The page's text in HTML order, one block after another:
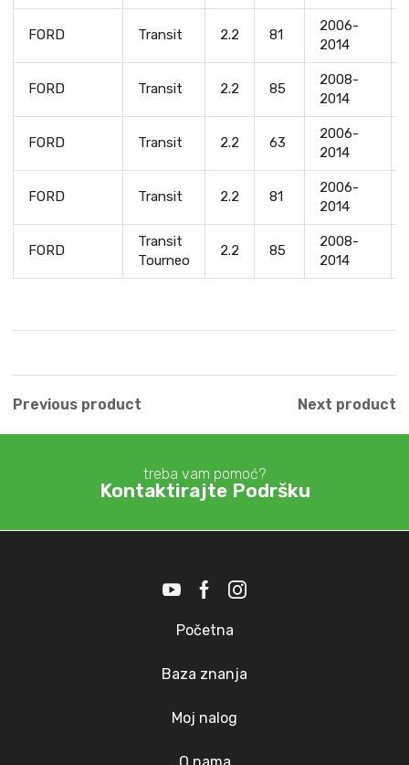
FORD Transit 2.2 81
2006-
2014
FORD Transit 2.2 85
2008-
2014
FORD Transit 2.2 63
2006-
2014
FORD Transit 2.2 81
2006-
2014
FORD
Transit
Tourneo
2.2 85
2008-
2014
Previous product Next product
treba vam pomoć?
Kontaktirajte Podršku
Početna
Baza znanja
Moj nalog